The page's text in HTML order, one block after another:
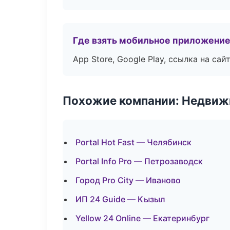
Где взять мобильное
App Store, Google Play, ссылка на
Похожие компании:
Portal Hot Fast — Челябинск
Portal Info Pro — Петрозаводск
Город Pro City — Иваново
ИП 24 Guide — Кызыл
Yellow 24 Online — Екатеринбург